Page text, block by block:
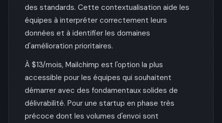
des standards. Cette contextualisation aide les
équipes à interpréter correctement leurs
données et à identifier les domaines
d'amélioration prioritaires.
À $13/mois, Mailchimp est l'option la plus
accessible pour les équipes qui souhaitent
démarrer avec des fondamentaux solides de
délivrabilité. Pour une startup en phase très
précoce dont les volumes d'envoi sont